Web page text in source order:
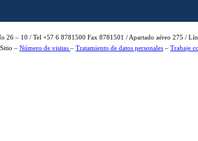
– 10 / Tel +57 6 8781500 Fax 8781501 / Apartado aéreo 275 /
– Número de visitas – Tratamiento de datos personales – Trabaje